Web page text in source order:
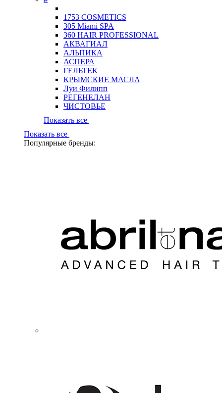
1753 COSMETICS
305 Miami SPA
360 HAIR PROFESSIONAL
АКВАГИАЛ
АЛЬПИКА
АСПЕРА
ГЕЛЬТЕК
КРЫМСКИЕ МАСЛА
Луи Филипп
РЕГЕНЕЛАН
ЧИСТОВЬЕ
Показать все
Показать все
Популярные бренды: